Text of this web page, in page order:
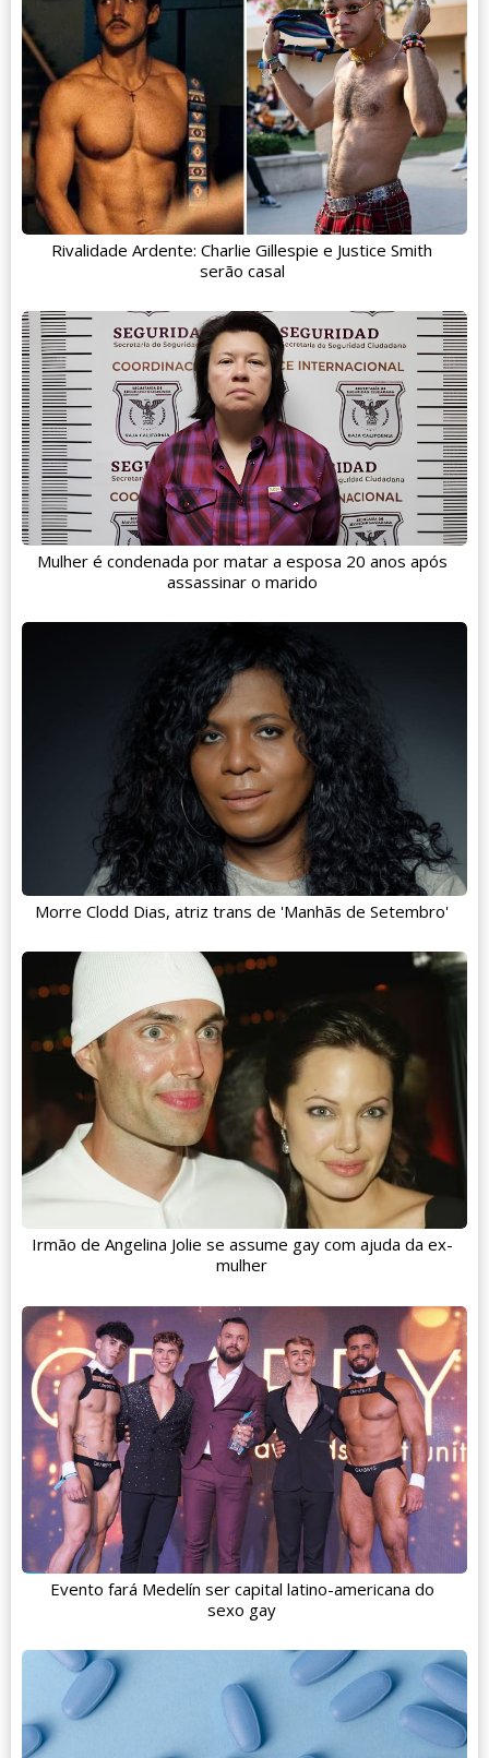
Rivalidade Ardente: Charlie Gillespie e Justice Smith
serão casal
Mulher é condenada por matar a esposa 20 anos após
assassinar o marido
Morre Clodd Dias, atriz trans de 'Manhãs de Setembro'
Irmão de Angelina Jolie se assume gay com ajuda da ex-
mulher
Evento fará Medelín ser capital latino-americana do
sexo gay